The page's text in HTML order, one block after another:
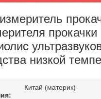
низкой
Китай (материк)